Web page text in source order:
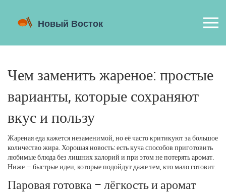
Чем заменить жареное: простые
варианты, которые сохраняют
вкус и пользу
Жареная еда кажется незаменимой, но её часто критикуют за большое
количество жира. Хорошая новость: есть куча способов приготовить
любимые блюда без лишних калорий и при этом не потерять аромат.
Ниже — быстрые идеи, которые подойдут даже тем, кто мало готовит.
Паровая готовка – лёгкость и аромат